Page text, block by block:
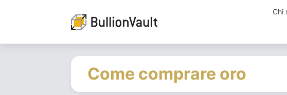
Chi
Come comprare oro